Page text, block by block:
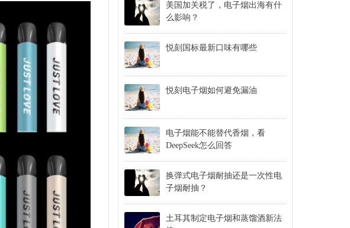
美国加关税了，电子烟出海有什
么影响？
​悦刻国标最新口味有哪些
悦刻电子烟如何避免漏油
电子烟能不能替代香烟，看
DeepSeek怎么回答
换弹式电子烟耐抽还是一次性电
子烟耐抽？
土耳其制定电子烟和蒸馏酒新法